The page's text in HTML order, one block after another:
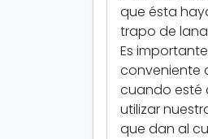
que ésta
trapo de
Es
conveniente
cuando esté
utilizar
que dan al